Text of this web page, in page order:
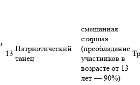
13
Патриотический
танец
смешанная
старшая
(преобладание
участников в
возрасте от 13
лет — 90%)